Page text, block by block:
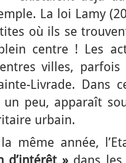
La loi Lamy
où ils se
centre ! Les
villes,
Livrade. Dans
un peu, apparaît
urbain.
même année,
d’intérêt »dans les